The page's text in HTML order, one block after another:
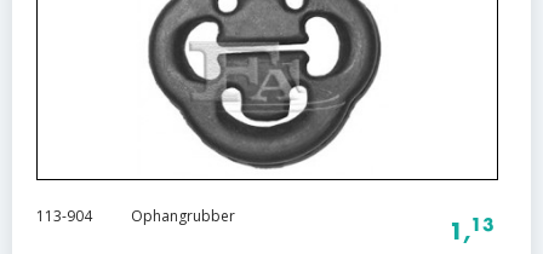
113-904 Ophangrubber
1,13